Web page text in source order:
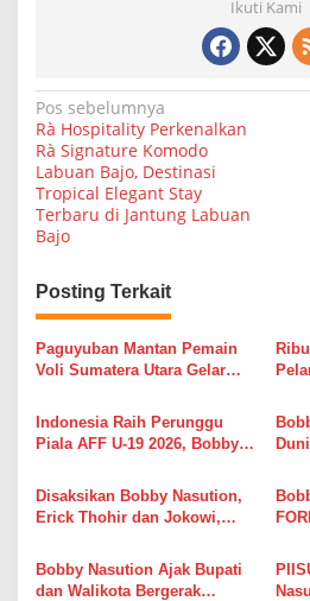
Ikuti Kami
N
a
v
i
g
a
s
i
p
o
s
Pos sebelumnya
Rà Hospitality Perkenalkan
Rà Signature Komodo
Labuan Bajo, Destinasi
Tropical Elegant Stay
Terbaru di Jantung Labuan
Bajo
Posting Terkait
Paguyuban Mantan Pemain
Voli Sumatera Utara Gelar
Piala Dandenpom I/5 Cup
Putra Putri
Indonesia Raih Perunggu
Piala AFF U-19 2026, Bobby
Juang Garuda Muda
Disaksikan Bobby Nasution,
Erick Thohir dan Jokowi,
Tundukkan Australia
Bobby Nasution Ajak Bupati
dan Walikota Bergerak